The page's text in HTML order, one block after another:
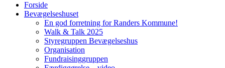
Forside
Bevægelseshuset
En god forretning for Randers Kommune!
Walk & Talk 2025
Styregruppen Bevægelseshus
Organisation
Fundraisinggruppen